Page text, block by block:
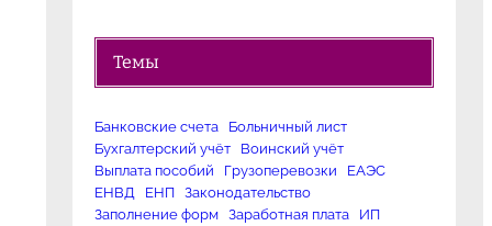
Темы
Банковские счета
Больничный лист
Бухгалтерский учёт
Воинский учёт
Выплата пособий
Грузоперевозки
ЕАЭС
ЕНВД
ЕНП
Законодательство
Заполнение форм
Заработная плата
ИП